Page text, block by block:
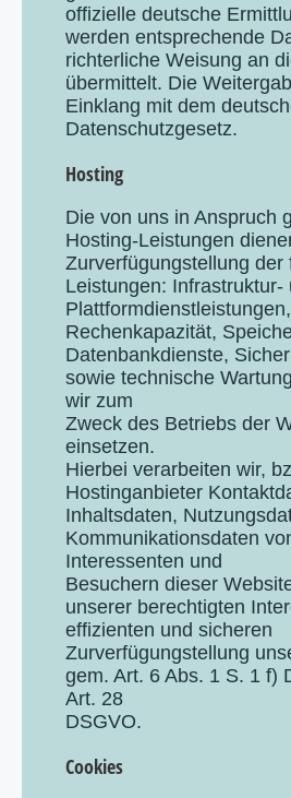
offizielle deutsche
werden entsprechende
richterliche Weisung an
übermittelt. Die
Einklang mit dem
Datenschutzgesetz.
Hosting
Die von uns in Anspruch
Hosting-Leistungen
Zurverfügungstellung der
Leistungen: Infrastruktur-
Plattformdienstleistungen,
Rechenkapazität,
Datenbankdienste,
sowie technische
wir zum
Zweck des Betriebs der
einsetzen.
Hierbei verarbeiten wir,
Hostinganbieter
Inhaltsdaten,
Kommunikationsdaten
Interessenten und
Besuchern dieser
unserer berechtigten
effizienten und sicheren
Zurverfügungstellung
gem. Art. 6 Abs. 1 S. 1 f)
Art. 28
DSGVO.
Cookies